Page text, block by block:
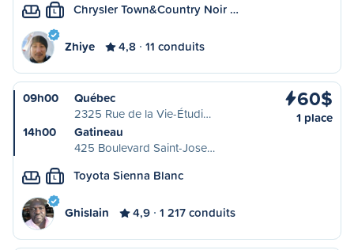
L Chrysler Town&Country Noir …
Zhiye 4,8 11 conduits
09h00
Québec
2325 Rue de la Vie-Étudi…
14h00
Gatineau
425 Boulevard Saint-Jose…
60$
1 place
L Toyota Sienna Blanc
Ghislain 4,9 1 217 conduits